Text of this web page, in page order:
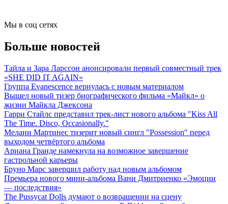
Мы в соц сетях
Больше новостей
Тайла и Зара Ларссон анонсировали первый совместный трек
«SHE DID IT AGAIN»
Группа Evanescence вернулась с новым материалом
Вышел новый тизер биографического фильма «Майкл» о
жизни Майкла Джексона
Гарри Стайлс представил трек-лист нового альбома "Kiss All
The Time. Disco, Occasionally."
Мелани Мартинес тизерит новый сингл "Possession" перед
выходом четвёртого альбома
Ариана Гранде намекнула на возможное завершение
гастрольной карьеры
Бруно Марс завершил работу над новым альбомом
Премьера нового мини-альбома Вани Дмитриенко «Эмоции
— последствия»
The Pussycat Dolls думают о возвращении на сцену